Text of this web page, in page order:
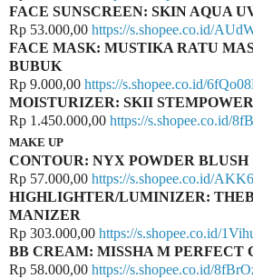
FACE SUNSCREEN: SKIN AQUA
Rp 53.000,00 https://s.shopee.co.id/
FACE MASK: MUSTIKA RATU
BUBUK
Rp 9.000,00 https://s.shopee.co.id/
MOISTURIZER: SKII STEMPOWER
Rp 1.450.000,00 https://s.shopee.co.id/
MAKE UP
CONTOUR: NYX POWDER BLUSH
Rp 57.000,00 https://s.shopee.co.id/
HIGHLIGHTER/LUMINIZER:
MANIZER
Rp 303.000,00 https://s.shopee.co.id/
BB CREAM: MISSHA M PERFECT
Rp 58.000,00 https://s.shopee.co.id/